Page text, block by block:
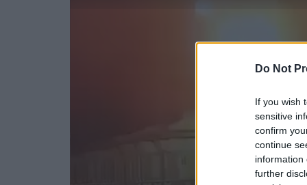
Do Not
If you wish
sensitive
confirm
continue
information
further